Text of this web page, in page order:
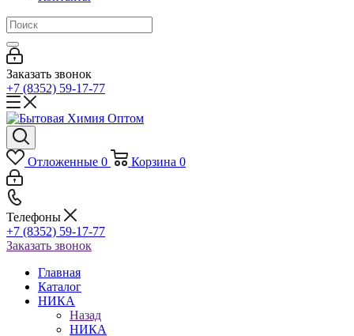
Заказать звонок
+7 (8352) 59-17-77
Отложенные 0 Корзина 0
Телефоны
+7 (8352) 59-17-77
Заказать звонок
Главная
Каталог
НИКА
Назад
НИКА